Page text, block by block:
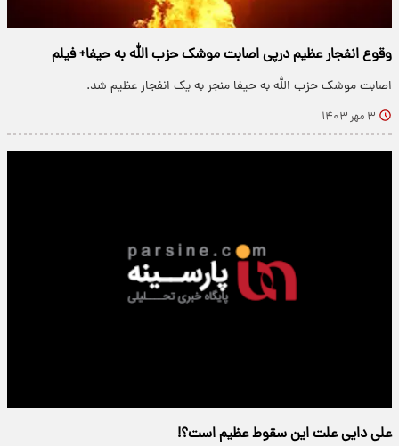
وقوع انفجار عظیم درپی اصابت موشک حزب الله به حیفا+ فیلم
اصابت موشک حزب الله به حیفا منجر به یک انفجار عظیم شد.
۳ مهر ۱۴۰۳
علی دایی علت این سقوط عظیم است؟!